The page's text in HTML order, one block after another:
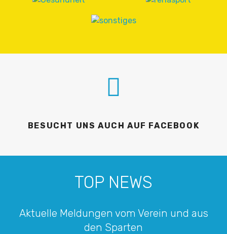
BESUCHT UNS AUCH AUF FACEBOOK
TOP NEWS
Aktuelle Meldungen vom Verein und aus
den Sparten